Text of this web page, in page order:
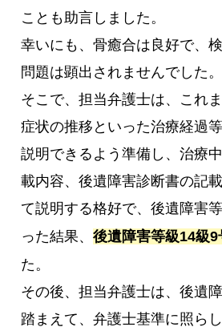
ことも助言しました。
幸いにも、骨癒合は良好で、
問題は顕出されませんでした。
そこで、担当弁護士は、これ
症状の推移といった治療経過
説明できるよう準備し、治療
載内容、後遺障害診断書の記
て説明する格好で、後遺障害
った結果、後遺障害等級14級9
た。
その後、担当弁護士は、後遺
踏まえて、弁護士基準に照ら